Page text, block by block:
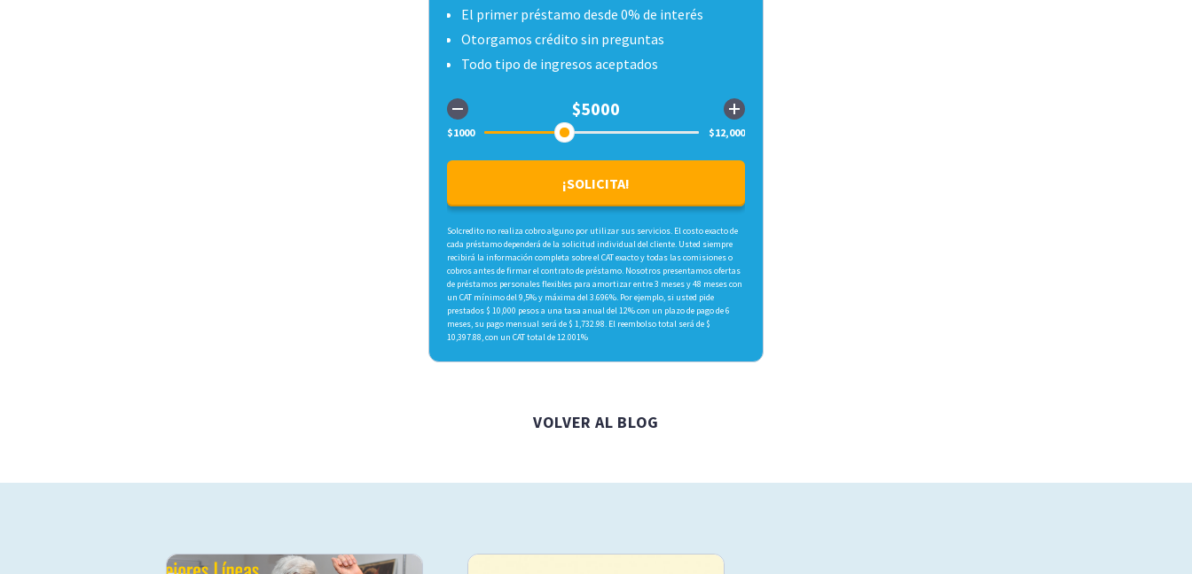
El primer préstamo desde 0% de interés
Otorgamos crédito sin preguntas
Todo tipo de ingresos aceptados
¡SOLICITA!
Solcredito no realiza cobro alguno por utilizar sus servicios. El costo exacto de
cada préstamo dependerá de la solicitud individual del cliente. Usted siempre
recibirá la información completa sobre el CAT exacto y todas las comisiones o
cobros antes de firmar el contrato de préstamo. Nosotros presentamos ofertas
de préstamos personales flexibles para amortizar entre 3 meses y 48 meses con
un CAT mínimo del 9,5% y máxima del 3.696%. Por ejemplo, si usted pide
prestados $ 10,000 pesos a una tasa anual del 12% con un plazo de pago de 6
meses, su pago mensual será de $ 1,732.98. El reembolso total será de $
10,397.88, con un CAT total de 12.001%
VOLVER AL BLOG